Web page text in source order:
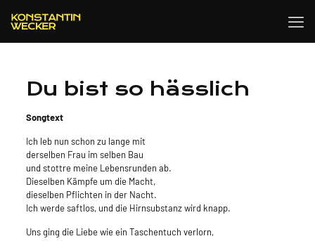
Du bist so hässlich
Songtext
Ich leb nun schon zu lange mit
derselben Frau im selben Bau
und stottre meine Lebensrunden ab.
Dieselben Kämpfe um die Macht,
dieselben Pflichten in der Nacht.
Ich werde saftlos, und die Hirnsubstanz wird knapp.
Uns ging die Liebe wie ein Taschentuch verlorn,